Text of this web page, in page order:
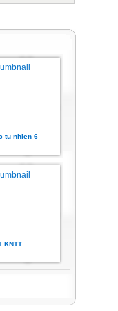
tu nhien 6
KNTT